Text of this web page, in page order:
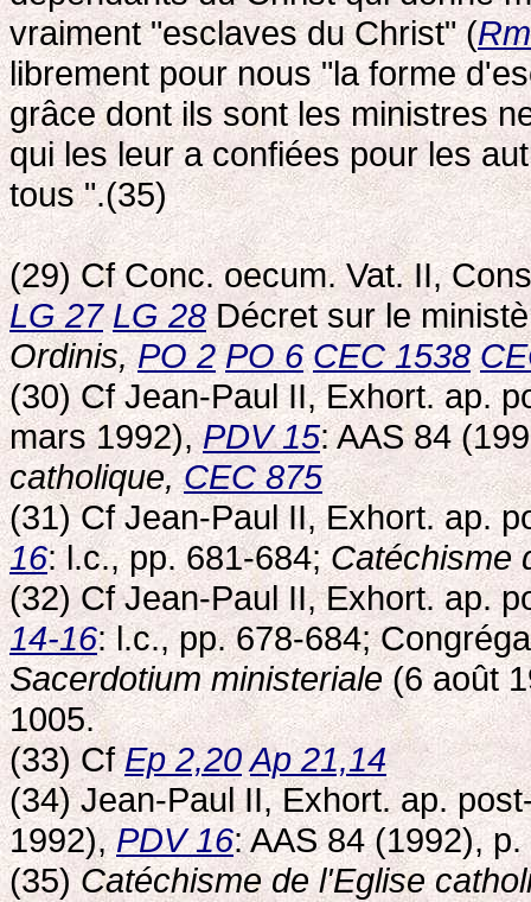
vraiment "esclaves du Christ" (
librement pour nous "la forme
grâce dont ils sont les ministres
qui les leur a confiées pour les
tous ".(35)
(29) Cf Conc. oecum. Vat. II,
LG 27 LG 28Décret sur le
Ordinis, PO 2 PO 6 CEC 1538
(30) Cf Jean-Paul II, Exhort. ap.
mars 1992),PDV 15: AAS 84
catholique, CEC 875
(31) Cf Jean-Paul II, Exhort. ap.
16: l.c., pp. 681-684;Catéchisme
(32) Cf Jean-Paul II, Exhort. ap.
14-16: l.c., pp. 678-684;
Sacerdotium ministeriale(6 août
1005.
(33) CfEp 2,20 Ap 21,14
(34) Jean-Paul II, Exhort. ap.
1992),PDV 16: AAS 84 (1992), p.
(35)Catéchisme de l'Eglise